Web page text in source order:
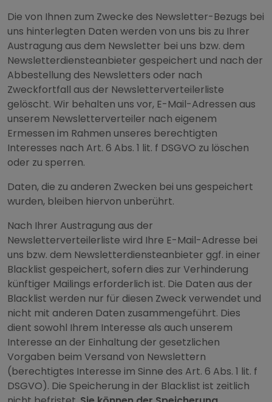
Die von Ihnen zum Zwecke des Newsletter-Bezugs bei
uns hinterlegten Daten werden von uns bis zu Ihrer
Austragung aus dem Newsletter bei uns bzw. dem
Newsletterdiensteanbieter gespeichert und nach der
Abbestellung des Newsletters oder nach
Zweckfortfall aus der Newsletterverteilerliste
gelöscht. Wir behalten uns vor, E-Mail-Adressen aus
unserem Newsletterverteiler nach eigenem
Ermessen im Rahmen unseres berechtigten
Interesses nach Art. 6 Abs. 1 lit. f DSGVO zu löschen
oder zu sperren.
Daten, die zu anderen Zwecken bei uns gespeichert
wurden, bleiben hiervon unberührt.
Nach Ihrer Austragung aus der
Newsletterverteilerliste wird Ihre E-Mail-Adresse bei
uns bzw. dem Newsletterdiensteanbieter ggf. in einer
Blacklist gespeichert, sofern dies zur Verhinderung
künftiger Mailings erforderlich ist. Die Daten aus der
Blacklist werden nur für diesen Zweck verwendet und
nicht mit anderen Daten zusammengeführt. Dies
dient sowohl Ihrem Interesse als auch unserem
Interesse an der Einhaltung der gesetzlichen
Vorgaben beim Versand von Newslettern
(berechtigtes Interesse im Sinne des Art. 6 Abs. 1 lit. f
DSGVO). Die Speicherung in der Blacklist ist zeitlich